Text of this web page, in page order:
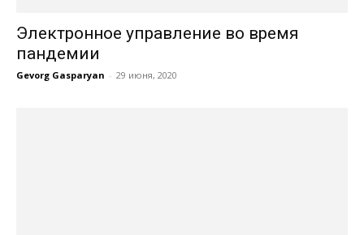
Электронное управление во время
пандемии
Gevorg Gasparyan - 29 июня, 2020